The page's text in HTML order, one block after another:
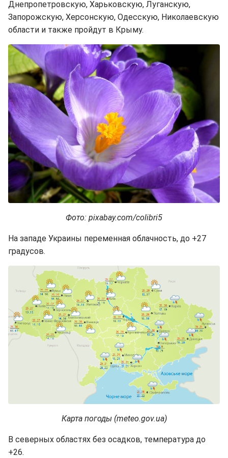
Днепропетровскую, Харьковскую, Луганскую,
Запорожскую, Херсонскую, Одесскую, Николаевскую
области и также пройдут в Крыму.
Фото: pixabay.com/colibri5
На западе Украины переменная облачность, до +27
градусов.
Карта погоды (meteo.gov.ua)
В северных областях без осадков, температура до
+26.